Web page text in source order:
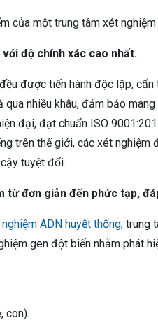
của một trung tâm xét nghiệm
độ chính xác cao nhất.
được tiến hành độc lập,
nhiều khâu, đảm bảo
đại, đạt chuẩn ISO
trên thế giới, các xét
tuyệt đối.
từ đơn giản đến phức tạp,
ADN huyết thống, trung
gen đột biến nhằm phát
con).